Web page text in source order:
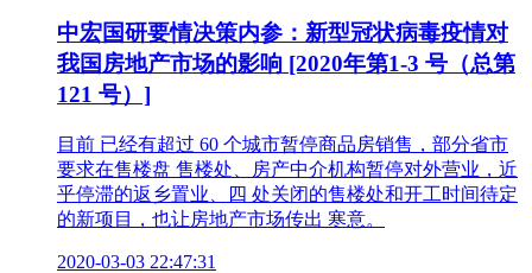
中宏国研要情决策内参：新型冠状病毒疫情对
我国房地产市场的影响 [2020年第1-3 号（总第
121 号）]
目前 已经有超过 60 个城市暂停商品房销售，部分省市
要求在售楼盘 售楼处、房产中介机构暂停对外营业，近
乎停滞的返乡置业、四 处关闭的售楼处和开工时间待定
的新项目，也让房地产市场传出 寒意。
2020-03-03 22:47:31